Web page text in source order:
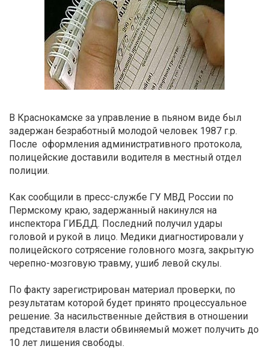
В Краснокамске за управление в пьяном виде был
задержан безработный молодой человек 1987 г.р.
После оформления административного протокола,
полицейские доставили водителя в местный отдел
полиции.
Как сообщили в пресс-службе ГУ МВД России по
Пермскому краю, задержанный накинулся на
инспектора ГИБДД. Последний получил удары
головой и рукой в лицо. Медики диагностировали у
полицейского сотрясение головного мозга, закрытую
черепно-мозговую травму, ушиб левой скулы.
По факту зарегистрирован материал проверки, по
результатам которой будет принято процессуальное
решение. За насильственные действия в отношении
представителя власти обвиняемый может получить до
10 лет лишения свободы.